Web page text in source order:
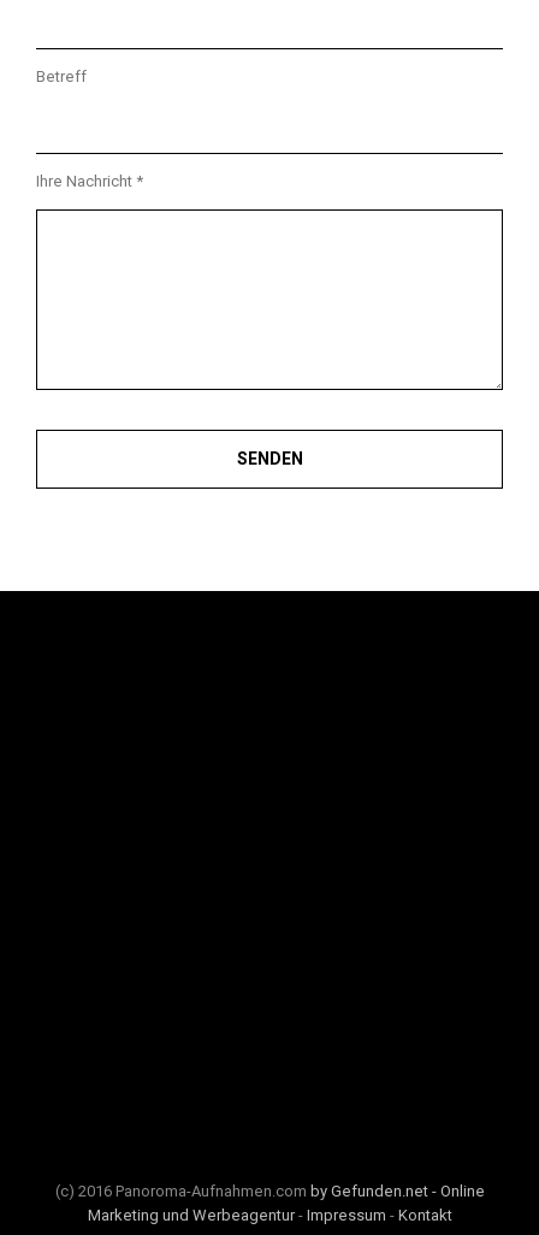
Betreff
Ihre Nachricht *
(c) 2016 Panoroma-Aufnahmen.com by Gefunden.net - Online
Marketing und Werbeagentur- Impressum - Kontakt